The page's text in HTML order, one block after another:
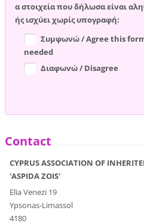
α στοιχεία που δήλωσα είναι
ής ισχύει χωρίς υπογραφή:
Συμφωνώ / Agree this
needed
Διαφωνώ / Disagree
Contact
CYPRUS ASSOCIATION OF
'ASPIDA ZOIS'
Elia Venezi 19
Ypsonas-Limassol
4180